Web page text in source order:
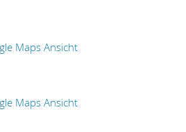
Maps Ansicht
Maps Ansicht